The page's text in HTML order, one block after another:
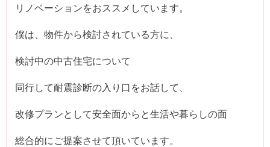
リノベーションをおススメしています。
僕は、物件から検討されている方に、
検討中の中古住宅について
同行して耐震診断の入り口をお話して、
改修プランとして安全面からと生活や暮らしの面
総合的にご提案させて頂いています。